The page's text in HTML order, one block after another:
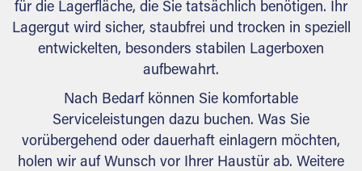
für die Lagerfläche, die Sie tatsächlich benötigen. Ihr
Lagergut wird sicher, staubfrei und trocken in speziell
entwickelten, besonders stabilen Lagerboxen
aufbewahrt.
Nach Bedarf können Sie komfortable
Serviceleistungen dazu buchen. Was Sie
vorübergehend oder dauerhaft einlagern möchten,
holen wir auf Wunsch vor Ihrer Haustür ab. Weitere